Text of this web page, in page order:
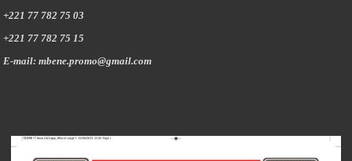
+221 77 782 75 03
+221 77 782 75 15
E-mail: mbene.promo@gmail.com